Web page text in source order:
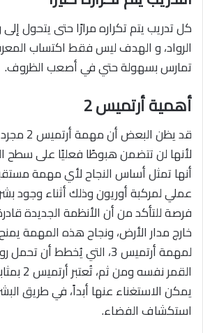
كل تدريب يتم تكراره مرارًا حتى يتحول
الرواد، و الهدف ليس فقط اكتساب
تمارس بسهولة حتي في أصعب الظروف.
أهمية أرتميس 2
قد يظن
لأنها لن تتضمن هبوطًا فعليًا على سطح
أنها تمثل أساس النجاح لأي مهمة
عملي لمركبة أوريون وذلك أثناء وجود
فرصة للتأكد من أن الأنظمة الجديدة
خارج مدار الأرض، ونجاح هذه المهمة
لمهمة أرتميس 3، التي يُخطط
القمر
يمكن الاستغناء عنها أبداً، في طريق
استكشاف الفضاء.